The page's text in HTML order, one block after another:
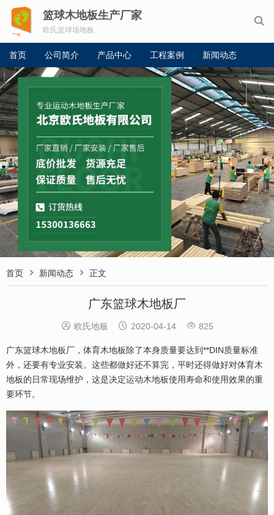

篮球木地板生产厂家
欧氏篮球场地板
首页 公司简介 产品中心 工程案例 新闻动态
首页  新闻动态  正文
广东篮球木地板厂
 欧氏地板  2020-04-14  825
广东篮球木地板厂，体育木地板除了本身质量要达到**DIN质量标准
外，还要有专业安装。这些都做好还不算完，平时还得做好对体育木
地板的日常现场维护，这是决定运动木地板使用寿命和使用效果的重
要环节。